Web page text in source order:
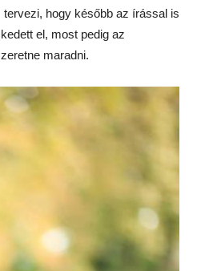
hogy később az írással is
el, most pedig az
maradni.